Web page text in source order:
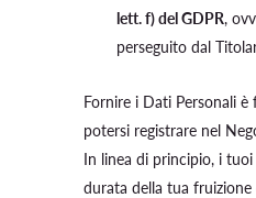
lett. f) del GDPR,
perseguito dal
Fornire i Dati Personali
potersi registrare nel
In linea di principio, i
durata della tua